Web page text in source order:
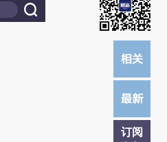
订阅